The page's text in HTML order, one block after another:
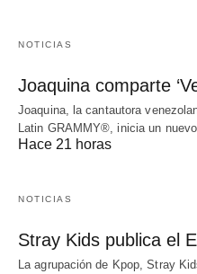
NOTICIAS
Joaquina comparte
Joaquina, la cantautora
Latin GRAMMY®, inicia un
Hace 21 horas
NOTICIAS
Stray Kids publica el
La agrupación de Kpop, Stray